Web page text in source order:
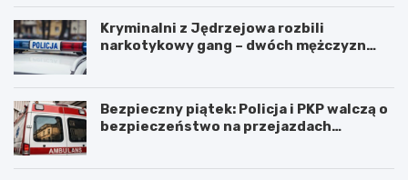
Kryminalni z Jędrzejowa rozbili
narkotykowy gang – dwóch mężczyzn
Bezpieczny piątek: Policja i PKP walczą o
bezpieczeństwo na przejazdach